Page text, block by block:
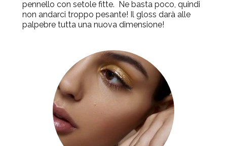
pennello con setole fitte. Ne basta poco, quindi
non andarci troppo pesante! Il gloss darà alle
palpebre tutta una nuova dimensione!